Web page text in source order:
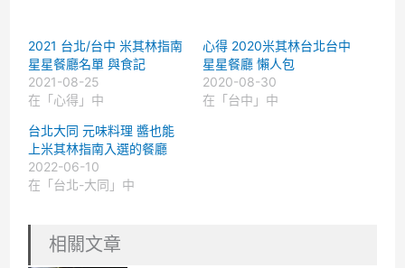
2021 台北/台中 米其林指南
星星餐廳名單 與食記
2021-08-25
在「心得」中
心得 2020米其林台北台中
星星餐廳 懶人包
2020-08-30
在「台中」中
台北大同 元味料理 醬也能
上米其林指南入選的餐廳
2022-06-10
在「台北-大同」中
相關文章